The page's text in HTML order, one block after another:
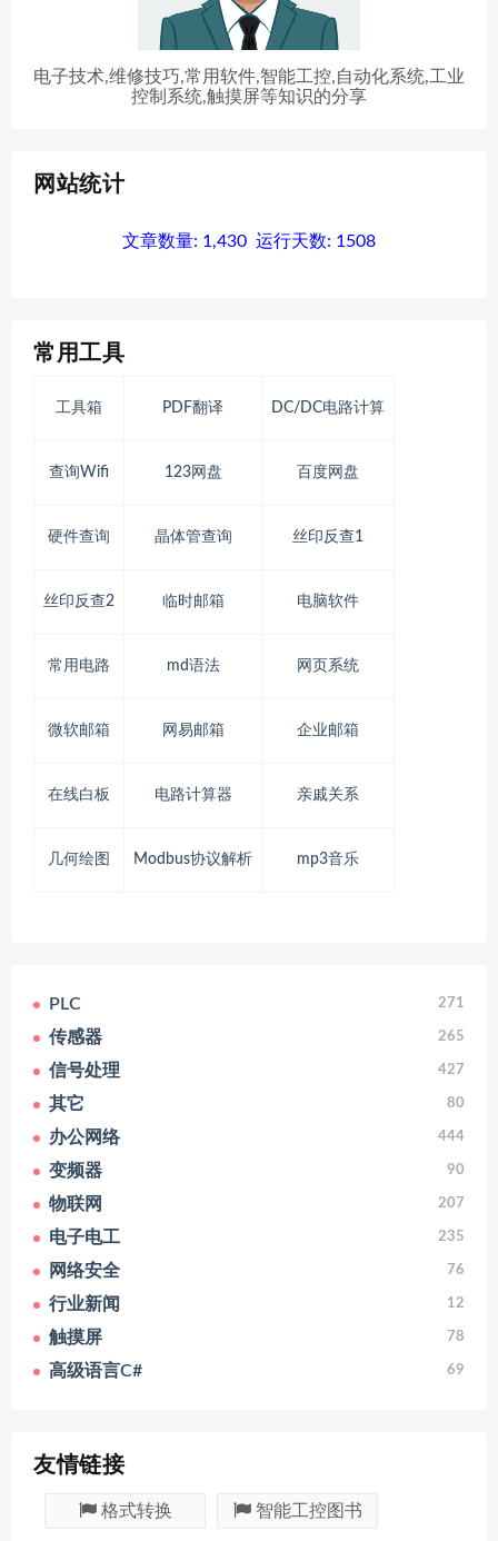
电子技术,维修技巧,常用软件,智能工控,自动化系统,工业
控制系统,触摸屏等知识的分享
网站统计
文章数量: 1,430 运行天数: 1508
常用工具
工具箱 PDF翻译 DC/DC电路计算
查询Wifi 123网盘 百度网盘
硬件查询 晶体管查询 丝印反查1
丝印反查2 临时邮箱 电脑软件
常用电路 md语法 网页系统
微软邮箱 网易邮箱 企业邮箱
在线白板 电路计算器 亲戚关系
几何绘图 Modbus协议解析 mp3音乐
PLC 271
传感器 265
信号处理 427
其它 80
办公网络 444
变频器 90
物联网 207
电子电工 235
网络安全 76
行业新闻 12
触摸屏 78
高级语言C# 69
友情链接
格式转换 智能工控图书